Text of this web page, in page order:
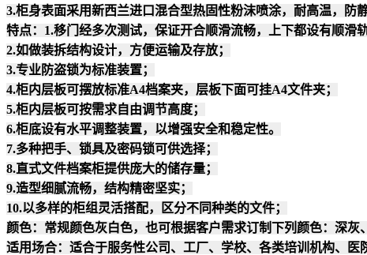
3.柜身表面采用新西兰进口混合型热固性粉沫喷涂，耐高温，
特点：1.移门经多次测试，保证开合顺滑流畅，上下都设有顺滑轨
2.如做装拆结构设计，方便运输及存放；
3.专业防盗锁为标准装置；
4.柜内层板可摆放标准A4档案夹，层板下面可挂A4文件夹；
5.柜内层板可按需求自由调节高度；
6.柜底设有水平调整装置，以增强安全和稳定性。
7.多种把手、锁具及密码锁可供选择；
8.直式文件档案柜提供庞大的储存量；
9.造型细腻流畅，结构精密坚实；
10.以多样的柜组灵活搭配，区分不同种类的文件；
颜色：常规颜色灰白色，也可根据客户需求订制下列颜色：深
适用场合：适合于服务性公司、工厂、学校、各类培训机构、